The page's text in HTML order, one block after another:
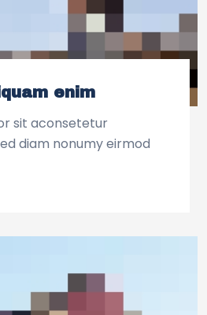
enim
sit aconsetetur
diam nonumy eirmod